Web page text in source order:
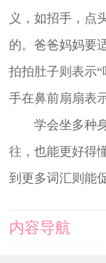
义，如招手，点
的。爸爸妈妈要
拍拍肚子则表示“
手在鼻前扇扇表
学会坐多种身
往，也能更好得
到更多词汇则能
内容导航